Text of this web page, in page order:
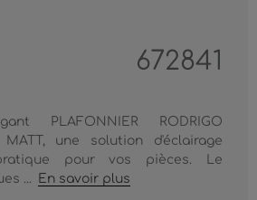
672841
PLAFONNIER RODRIGO
MATT, une solution d'éclairage
pour vos pièces. Le
...
En savoir plus